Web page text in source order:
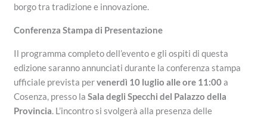
borgo tra tradizione e innovazione.
Conferenza Stampa di Presentazione
Il programma completo dell’evento e gli ospiti di questa
edizione saranno annunciati durante la conferenza stampa
ufficiale prevista pervenerdì 10 luglio alle ore 11:00a
Cosenza, presso laSala degli Specchi del Palazzo della
Provincia. L’incontro si svolgerà alla presenza delle